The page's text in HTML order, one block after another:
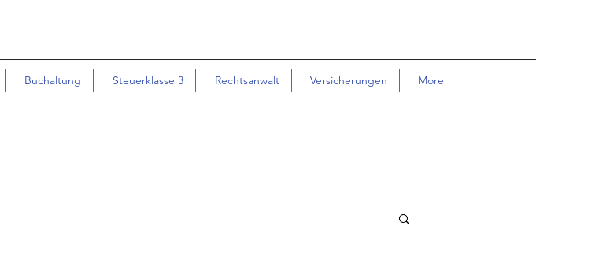
Buchaltung Steuerklasse 3 Rechtsanwalt Versicherungen More